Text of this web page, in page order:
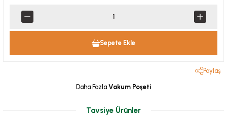
Sepete Ekle
Paylaş
Daha Fazla Vakum Poşeti
Tavsiye Ürünler